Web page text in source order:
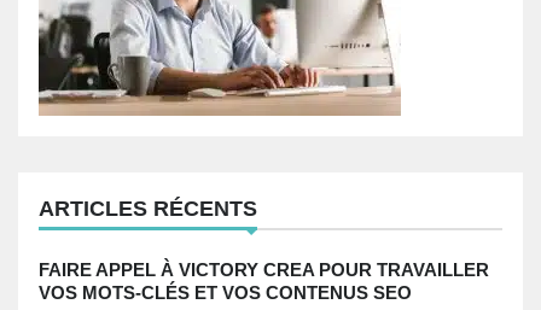
ARTICLES RÉCENTS
FAIRE APPEL À VICTORY CREA POUR TRAVAILLER
VOS MOTS-CLÉS ET VOS CONTENUS SEO